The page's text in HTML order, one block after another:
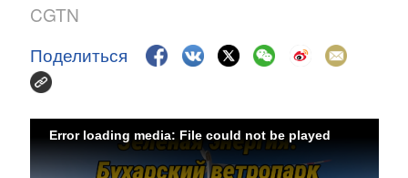
CGTN
Поделиться
Error loading media: File could not be played